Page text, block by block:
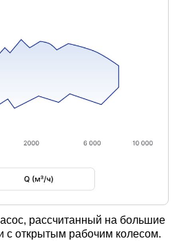
рассчитанный на большие
с открытым рабочим колесом.